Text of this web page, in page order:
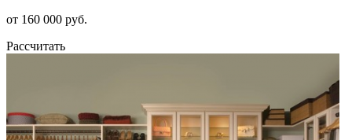
от 160 000 руб.
Рассчитать